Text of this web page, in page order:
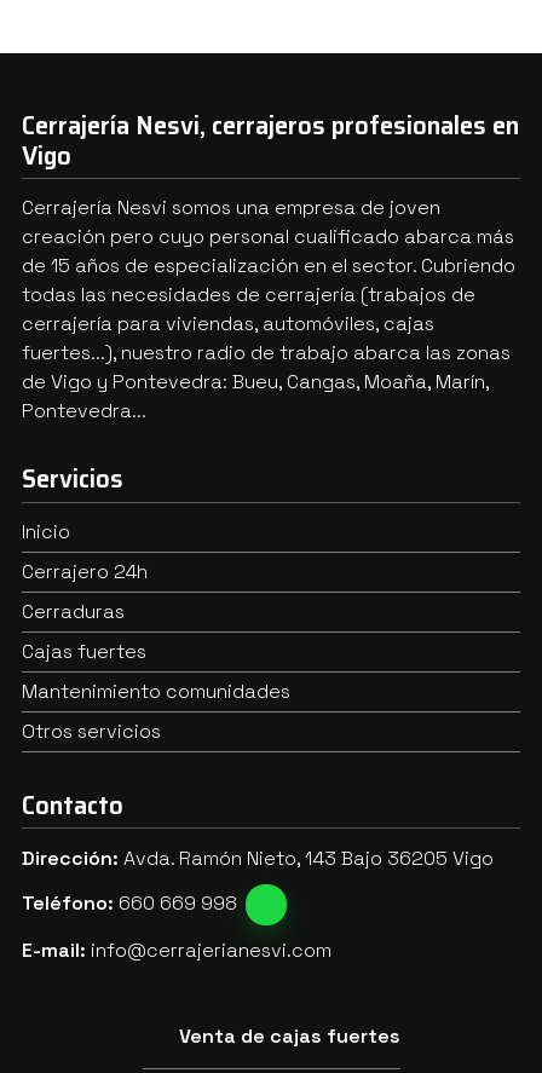
Cerrajería Nesvi, cerrajeros profesionales en
Vigo
Cerrajería Nesvi somos una empresa de joven
creación pero cuyo personal cualificado abarca más
de 15 años de especialización en el sector. Cubriendo
todas las necesidades de cerrajería (trabajos de
cerrajería para viviendas, automóviles, cajas
fuertes...), nuestro radio de trabajo abarca las zonas
de Vigo y Pontevedra: Bueu, Cangas, Moaña, Marín,
Pontevedra...
Servicios
Inicio
Cerrajero 24h
Cerraduras
Cajas fuertes
Mantenimiento comunidades
Otros servicios
Contacto
Dirección: Avda. Ramón Nieto, 143 Bajo 36205 Vigo
Teléfono: 660 669 998
E-mail: info@cerrajerianesvi.com
Venta de cajas fuertes